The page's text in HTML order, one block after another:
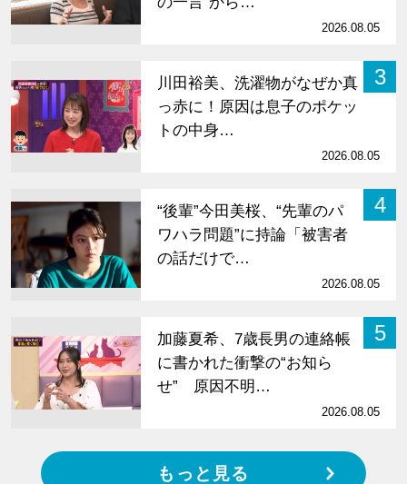
2026.08.05
3
川田裕美、洗濯物がなぜか真
っ赤に！原因は息子のポケッ
トの中身…
2026.08.05
4
“後輩”今田美桜、“先輩のパ
ワハラ問題”に持論「被害者
の話だけで…
2026.08.05
5
加藤夏希、7歳長男の連絡帳
に書かれた衝撃の“お知ら
せ” 原因不明…
2026.08.05
もっと見る